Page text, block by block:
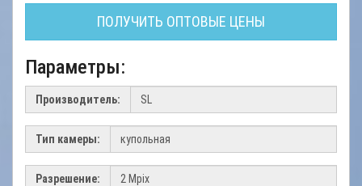
ПОЛУЧИТЬ ОПТОВЫЕ ЦЕНЫ
Параметры:
Производитель:
Тип камеры:
Разрешение: